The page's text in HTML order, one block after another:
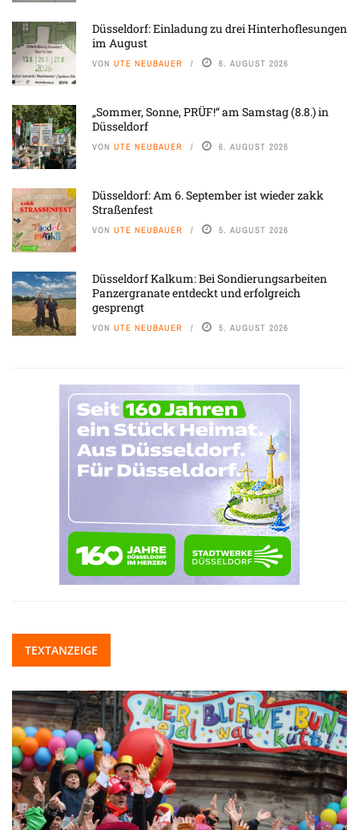
Düsseldorf: Einladung zu drei Hinterhoflesungen
im August
VON UTE NEUBAUER 6. AUGUST 2026
„Sommer, Sonne, PRÜF!“ am Samstag (8.8.) in
Düsseldorf
VON UTE NEUBAUER 6. AUGUST 2026
Düsseldorf: Am 6. September ist wieder zakk
Straßenfest
VON UTE NEUBAUER 5. AUGUST 2026
Düsseldorf Kalkum: Bei Sondierungsarbeiten
Panzergranate entdeckt und erfolgreich
gesprengt
VON UTE NEUBAUER 5. AUGUST 2026
TEXTANZEIGE